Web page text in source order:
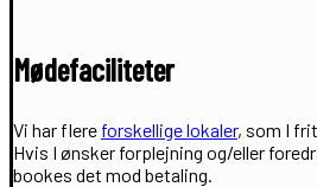
Mødefaciliteter
Vi har flere forskellige lokaler, som I
Hvis I ønsker forplejning og/eller
bookes det mod betaling.